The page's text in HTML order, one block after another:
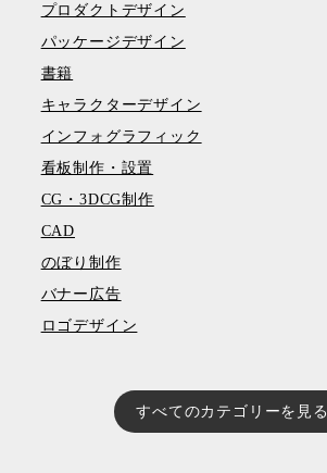
プロダクトデザイン
パッケージデザイン
書籍
キャラクターデザイン
インフォグラフィック
看板制作・設置
CG・3DCG制作
CAD
のぼり制作
バナー広告
ロゴデザイン
すべてのカテゴリーを見る